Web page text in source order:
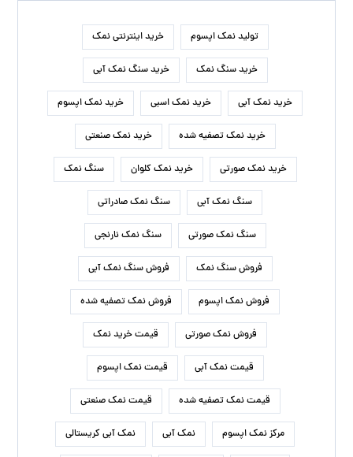
تولید نمک اپسوم خرید اینترنتی نمک
خرید سنگ نمک خرید سنگ نمک آبی
خرید نمک آبی خرید نمک اسبی خرید نمک اپسوم
خرید نمک تصفیه شده خرید نمک صنعتی
خرید نمک صورتی خرید نمک کلوان سنگ نمک
سنگ نمک آبی سنگ نمک صادراتی
سنگ نمک صورتی سنگ نمک نارنجی
فروش سنگ نمک فروش سنگ نمک آبی
فروش نمک اپسوم فروش نمک تصفیه شده
فروش نمک صورتی قیمت خرید نمک
قیمت نمک آبی قیمت نمک اپسوم
قیمت نمک تصفیه شده قیمت نمک صنعتی
مرکز نمک اپسوم نمک آبی نمک آبی کریستالی